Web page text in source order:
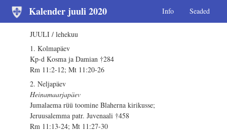
Kalender juuli 2020 Info Seaded
JUULI / lehekuu
1. Kolmapäev
Kp-d Kosma ja Damian †284
Rm 11:2-12; Mt 11:20-26
2. Neljapäev
Heinamaarjapäev
Jumalaema rüü toomine Blaherna kirikusse;
Jeruusalemma patr. Juvenaali †458
Rm 11:13-24; Mt 11:27-30